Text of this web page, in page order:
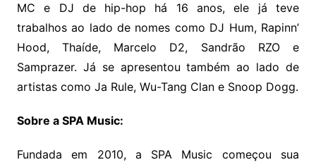
MC e DJ de hip-hop há 16 anos, ele já teve
trabalhos ao lado de nomes como DJ Hum, Rapinn’
Hood, Thaíde, Marcelo D2, Sandrão RZO e
Samprazer. Já se apresentou também ao lado de
artistas como Ja Rule, Wu-Tang Clan e Snoop Dogg.
Sobre a SPA Music:
Fundada em 2010, a SPA Music começou sua